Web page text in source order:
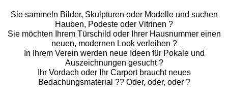
Sie sammeln Bilder, Skulpturen oder Modelle und suchen
Hauben, Podeste oder Vitrinen ?
Sie möchten Ihrem Türschild oder Ihrer Hausnummer einen
neuen, modernen Look verleihen ?
In Ihrem Verein werden neue Ideen für Pokale und
Auszeichnungen gesucht ?
Ihr Vordach oder Ihr Carport braucht neues
Bedachungsmaterial ?? Oder, oder, oder ?